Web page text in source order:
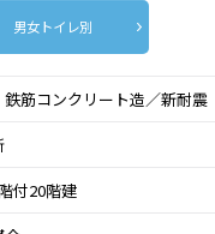
男女トイレ別
鉄筋コンクリート造／新耐震
付20階建